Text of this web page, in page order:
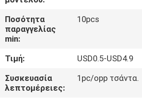
ΠΟΙΟΤΙΚΌΣ
ΈΛΕΓΧΟΣ
ΜΑΣ
ΕΛΆΤΕ
Ποσότητα
παραγγελίας
min:
10pcs
Τιμή:
USD0.5-USD4.9
Συσκευασία
λεπτομέρειες:
1pc/opp τσάντα.